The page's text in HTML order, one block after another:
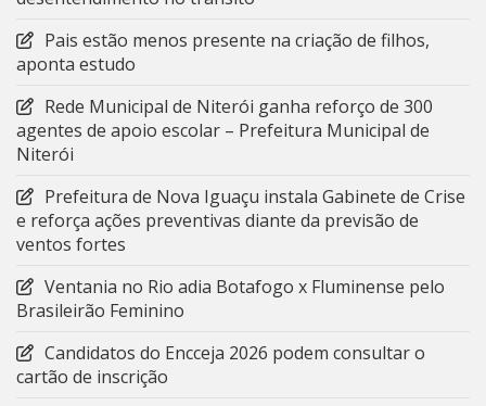
Pais estão menos presente na criação de filhos,
aponta estudo
Rede Municipal de Niterói ganha reforço de 300
agentes de apoio escolar – Prefeitura Municipal de
Niterói
Prefeitura de Nova Iguaçu instala Gabinete de Crise
e reforça ações preventivas diante da previsão de
ventos fortes
Ventania no Rio adia Botafogo x Fluminense pelo
Brasileirão Feminino
Candidatos do Encceja 2026 podem consultar o
cartão de inscrição